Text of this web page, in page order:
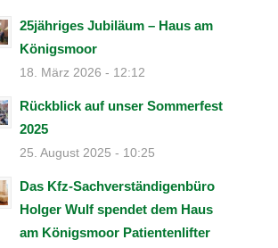
25jähriges Jubiläum – Haus am
Königsmoor
18. März 2026 - 12:12
Rückblick auf unser Sommerfest
2025
25. August 2025 - 10:25
Das Kfz-Sachverständigenbüro
Holger Wulf spendet dem Haus
am Königsmoor Patientenlifter